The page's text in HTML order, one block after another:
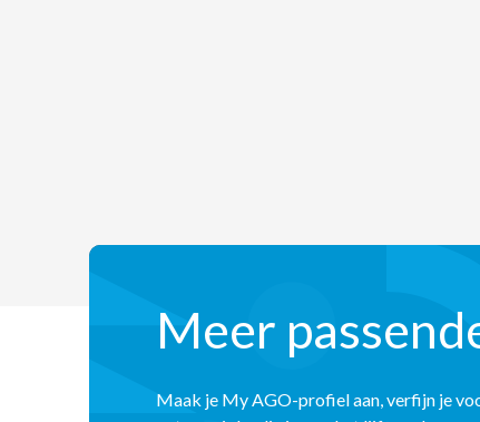
Meer
Maak je My AGO-profiel aan, verfijn je